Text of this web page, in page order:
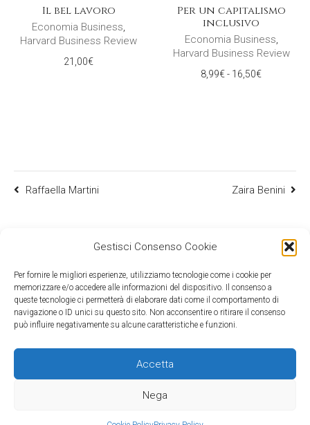
Gestisci Consenso Cookie
Per fornire le migliori esperienze, utilizziamo tecnologie come i cookie per
memorizzare e/o accedere alle informazioni del dispositivo. Il consenso a
queste tecnologie ci permetterà di elaborare dati come il comportamento di
navigazione o ID unici su questo sito. Non acconsentire o ritirare il consenso
può influire negativamente su alcune caratteristiche e funzioni.
Accetta
Nega
Il bel lavoro
Economia Business,
Harvard Business Review
21,00€
Per un capitalismo
inclusivo
Economia Business,
Harvard Business Review
8,99€- 16,50€Fascia
Raffaella Martini Zaira Benini
Milano - C.F. e P.IVA: 09524360154